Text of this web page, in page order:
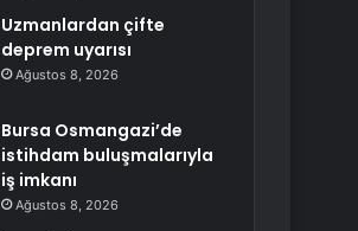
Uzmanlardan çifte
deprem uyarısı
Ağustos 8, 2026
Bursa Osmangazi’de
istihdam buluşmalarıyla
iş imkanı
Ağustos 8, 2026